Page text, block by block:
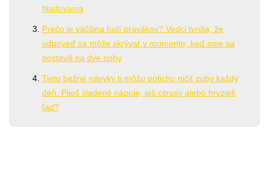
hladovania
Prečo je väčšina ľudí pravákov? Vedci tvrdia, že
odpoveď sa môže skrývať v momente, keď sme sa
postavili na dve nohy
Tieto bežné návyky ti môžu potichu ničiť zuby každý
deň. Piješ sladené nápoje, ješ citrusy alebo hryzieš
ľad?